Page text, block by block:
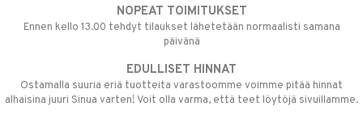
NOPEAT TOIMITUKSET
Ennen kello 13.00 tehdyt tilaukset lähetetään normaalisti samana
päivänä
EDULLISET HINNAT
Ostamalla suuria eriä tuotteita varastoomme voimme pitää hinnat
alhaisina juuri Sinua varten! Voit olla varma, että teet löytöjä sivuillamme.